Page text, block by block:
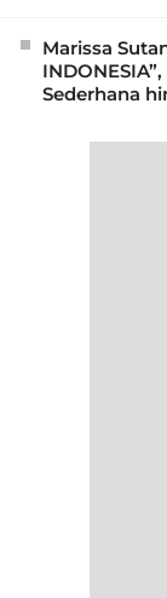
Marissa
Sederhana